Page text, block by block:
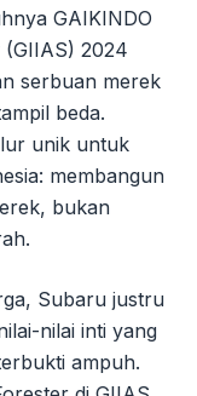
GAIKINDO
2024
serbuan merek
beda.
unik untuk
membangun
bukan
Subaru justru
nilai inti yang
ampuh.